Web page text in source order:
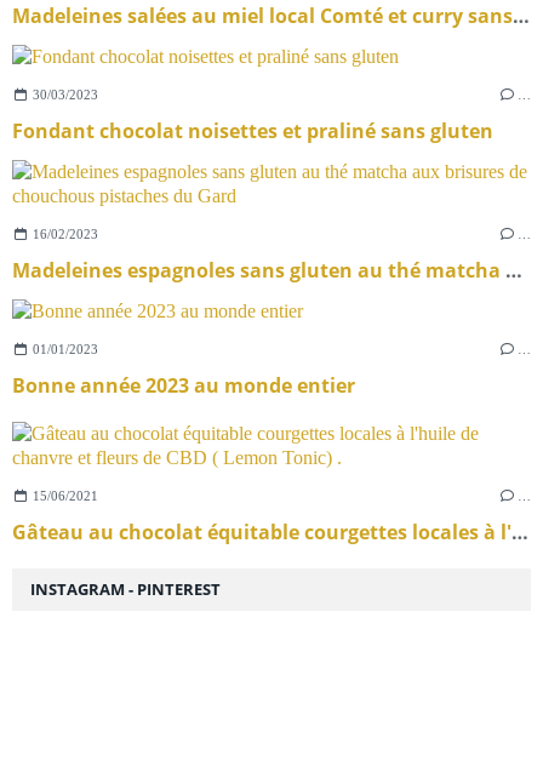
Madeleines salées au miel local Comté et curry sans gluten ou pas
30/03/2023
Fondant chocolat noisettes et praliné sans gluten
16/02/2023
Madeleines espagnoles sans gluten au thé matcha aux brisures de chouchous pistaches du Gard
01/01/2023
Bonne année 2023 au monde entier
15/06/2021
Gâteau au chocolat équitable courgettes locales à l'huile de chanvre et fleurs de CBD ( Lemon Tonic) .
INSTAGRAM - PINTEREST